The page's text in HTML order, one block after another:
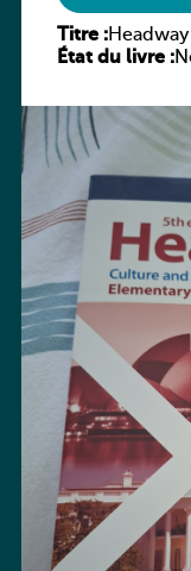
Titre :
and
État du livre :